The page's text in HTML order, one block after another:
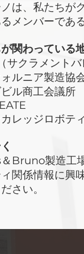
は、私たちが
るメンバーであ
関わっている
サクラメントバ
ルニア製造協
ル商工会議所
レッジロボテ
Bruno製造工
関係情報に興
さい。